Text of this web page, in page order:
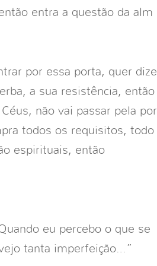
entra a questão da alm
por essa porta, quer dize
a sua resistência, então
não vai passar pela por
todos os requisitos, todo
espirituais, então
eu percebo o que se
tanta imperfeição…”